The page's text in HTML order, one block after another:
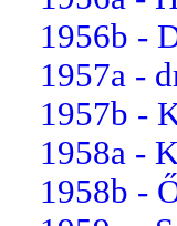
1956b -
1957a -
1957b -
1958a -
1958b -